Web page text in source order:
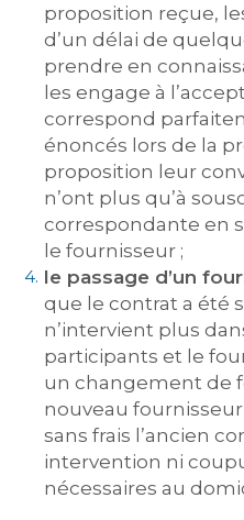
proposition reçue,
d’un délai de
prendre en
les engage à
correspond
énoncés lors de la
proposition leur
n’ont plus qu’à
correspondante en
le fournisseur ;
le passage d’un
que le contrat a été
n’intervient plus
participants et le
un changement de
nouveau
sans frais l’ancien
intervention ni
nécessaires au